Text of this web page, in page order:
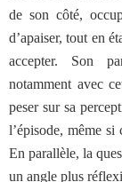
de son côté,
d’apaiser, tout en
accepter. Son
notamment avec
peser sur sa
l’épisode, même si
En parallèle, la
un angle plus